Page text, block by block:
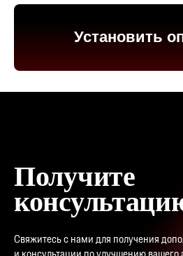
Установить
Получите
Свяжитесь с нами для получения